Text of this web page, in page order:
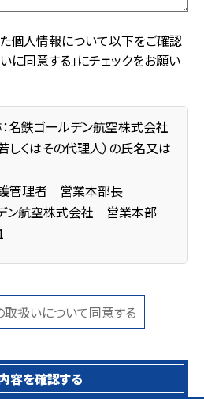
個人情報について以下をご確認
に同意する」にチェックをお願い
名鉄ゴールデン航空株式会社
しくはその代理人）の氏名又は
管理者 営業本部長
ン航空株式会社 営業本部
対する回答の為
ご案内の為
て本件に関する個人情報の開示
扱いについて同意する
容を確認する